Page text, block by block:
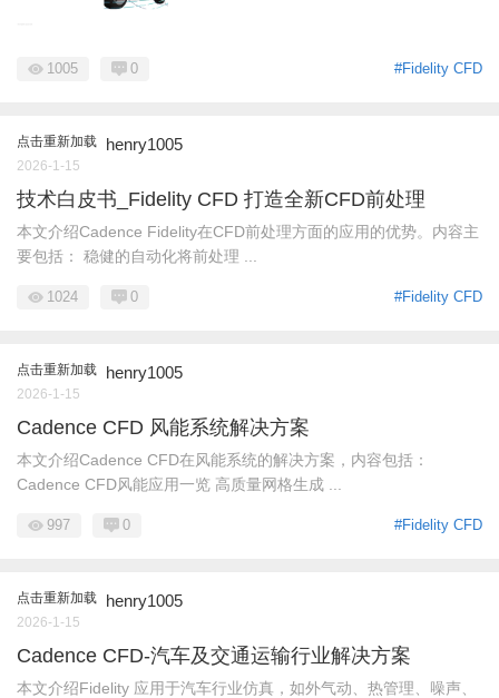
#Fidelity CFD
1005 0
点击重新加载 henry1005
2026-1-15
技术白皮书_Fidelity CFD 打造全新CFD前处理
本文介绍Cadence Fidelity在CFD前处理方面的应用的优势。内容主
要包括： 稳健的自动化将前处理 ...
#Fidelity CFD
1024 0
点击重新加载 henry1005
2026-1-15
Cadence CFD 风能系统解决方案
本文介绍Cadence CFD在风能系统的解决方案，内容包括：
Cadence CFD风能应用一览 高质量网格生成 ...
#Fidelity CFD
997 0
点击重新加载 henry1005
2026-1-15
Cadence CFD-汽车及交通运输行业解决方案
本文介绍Fidelity 应用于汽车行业仿真，如外气动、热管理、噪声、